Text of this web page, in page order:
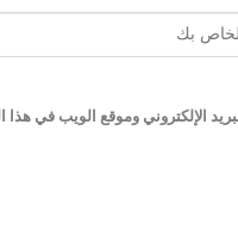
الإلكتروني وموقع الويب في هذا